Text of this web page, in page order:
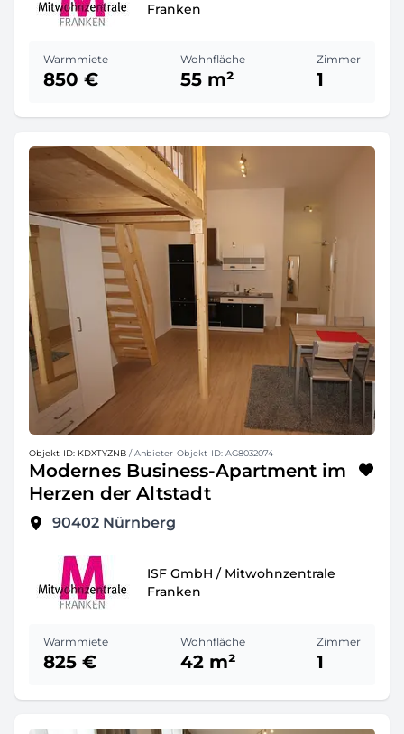
Franken
Warmmiete
850 €
Wohnfläche
55 m²
Zimmer
1
Objekt-ID: KDXTYZNB / Anbieter-Objekt-ID: AG8032074
Modernes Business-Apartment im
Herzen der Altstadt
90402 Nürnberg
ISF GmbH / Mitwohnzentrale
Franken
Warmmiete
825 €
Wohnfläche
42 m²
Zimmer
1